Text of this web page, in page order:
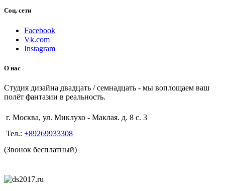
Соц. сети
Facebook
Vk.com
Instagram
О нас
Студия дизайна двадцать / семнадцать - мы воплощаем ваш
полёт фантазии в реальность.
г. Москва, ул. Миклухо - Маклая. д. 8 с. 3
Тел.: +89269933308
(Звонок бесплатный)